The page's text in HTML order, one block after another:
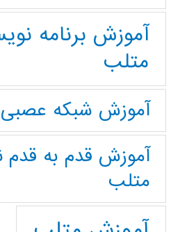
آموزش برنامه
متلب
آموزش شبکه
آموزش قدم به قدم
متلب